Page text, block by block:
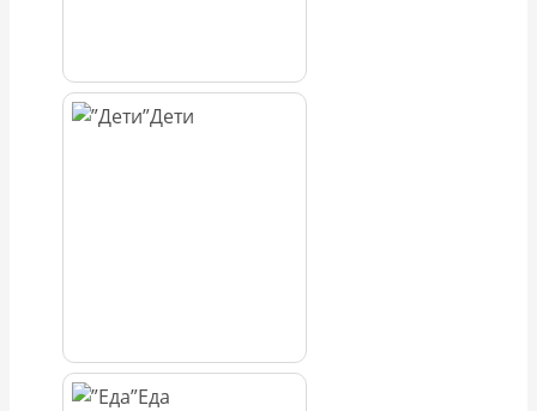
Дети
Еда